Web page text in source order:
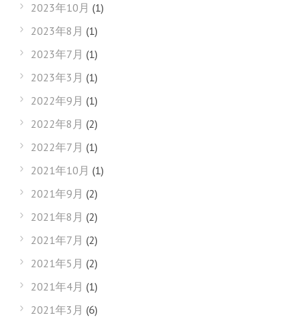
2023年10月 (1)
2023年8月 (1)
2023年7月 (1)
2023年3月 (1)
2022年9月 (1)
2022年8月 (2)
2022年7月 (1)
2021年10月 (1)
2021年9月 (2)
2021年8月 (2)
2021年7月 (2)
2021年5月 (2)
2021年4月 (1)
2021年3月 (6)